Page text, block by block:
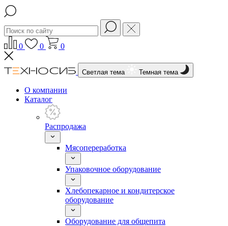
0 0 0
Светлая тема Темная тема
О компании
Каталог
Распродажа
Мясопереработка
Упаковочное оборудование
Хлебопекарное и кондитерское
оборудование
Оборудование для общепита